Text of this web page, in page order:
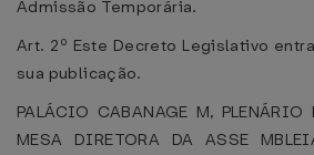
Admissão Temporária.
Art. 2º Este Decreto Legislativo
sua publicação.
PALÁCIO CABANAGE M,
MESA DIRETORA DA ASSE